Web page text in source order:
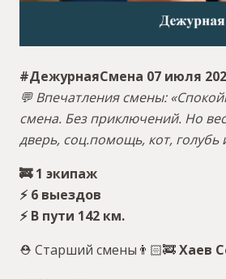
#ДежурнаяСмена 07 июля
💬 Впечатления смены:
смена. Без приключений. Но
дверь, соц.помощь, кот, голубь
🚒 1 экипаж
⚡️ 6 выездов
⚡️ В пути 142 км.
⛑ Старший смены👨🏻‍🚒Хаев